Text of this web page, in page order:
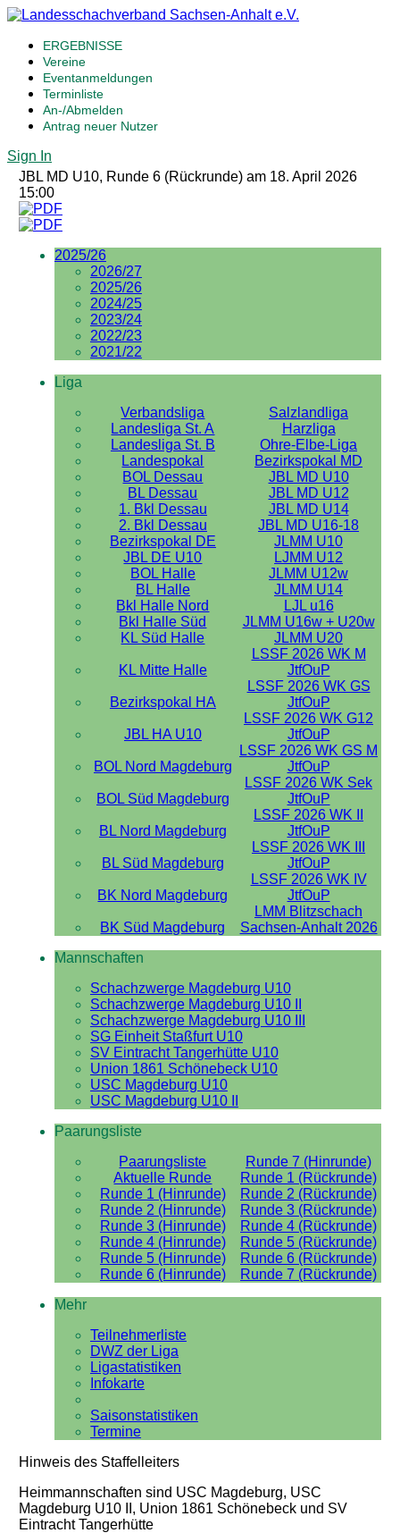
ERGEBNISSE
Vereine
Eventanmeldungen
Terminliste
An-/Abmelden
Antrag neuer Nutzer
Sign In
JBL MD U10, Runde 6 (Rückrunde) am 18. April 2026
15:00
2025/26
2026/27
2025/26
2024/25
2023/24
2022/23
2021/22
Liga
Verbandsliga
Salzlandliga
Landesliga St. A
Harzliga
Landesliga St. B
Ohre-Elbe-Liga
Landespokal
Bezirkspokal MD
BOL Dessau
JBL MD U10
BL Dessau
JBL MD U12
1. Bkl Dessau
JBL MD U14
2. Bkl Dessau
JBL MD U16-18
Bezirkspokal DE
JLMM U10
JBL DE U10
LJMM U12
BOL Halle
JLMM U12w
BL Halle
JLMM U14
Bkl Halle Nord
LJL u16
Bkl Halle Süd
JLMM U16w + U20w
KL Süd Halle
JLMM U20
KL Mitte Halle
LSSF 2026 WK M
JtfOuP
Bezirkspokal HA
LSSF 2026 WK GS
JtfOuP
JBL HA U10
LSSF 2026 WK G12
JtfOuP
BOL Nord Magdeburg
LSSF 2026 WK GS M
JtfOuP
BOL Süd Magdeburg
LSSF 2026 WK Sek
JtfOuP
BL Nord Magdeburg
LSSF 2026 WK II
JtfOuP
BL Süd Magdeburg
LSSF 2026 WK III
JtfOuP
BK Nord Magdeburg
LSSF 2026 WK IV
JtfOuP
BK Süd Magdeburg
LMM Blitzschach
Sachsen-Anhalt 2026
Mannschaften
Schachzwerge Magdeburg U10
Schachzwerge Magdeburg U10 II
Schachzwerge Magdeburg U10 III
SG Einheit Staßfurt U10
SV Eintracht Tangerhütte U10
Union 1861 Schönebeck U10
USC Magdeburg U10
USC Magdeburg U10 II
Paarungsliste
Paarungsliste
Runde 7 (Hinrunde)
Aktuelle Runde
Runde 1 (Rückrunde)
Runde 1 (Hinrunde)
Runde 2 (Rückrunde)
Runde 2 (Hinrunde)
Runde 3 (Rückrunde)
Runde 3 (Hinrunde)
Runde 4 (Rückrunde)
Runde 4 (Hinrunde)
Runde 5 (Rückrunde)
Runde 5 (Hinrunde)
Runde 6 (Rückrunde)
Runde 6 (Hinrunde)
Runde 7 (Rückrunde)
Mehr
Teilnehmerliste
DWZ der Liga
Ligastatistiken
Infokarte
Saisonstatistiken
Termine
Hinweis des Staffelleiters
Heimmannschaften sind USC Magdeburg, USC
Magdeburg U10 II, Union 1861 Schönebeck und SV
Eintracht Tangerhütte